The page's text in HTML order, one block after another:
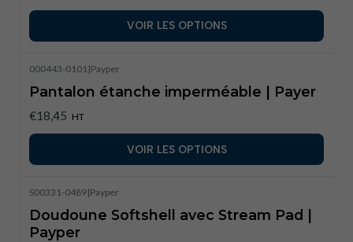
VOIR LES OPTIONS
000443-0101 |Payper
Pantalon étanche imperméable | Payer
€18,45 HT
VOIR LES OPTIONS
S00331-0489|Payper
Doudoune Softshell avec Stream Pad |
Payper